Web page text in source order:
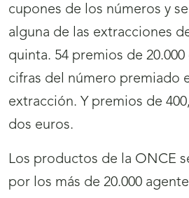
cupones de los números y
alguna de las extracciones
quinta. 54 premios de
cifras del número premiado
extracción. Y premios de
dos euros.
Los productos de la ONCE
por los más de 20.000